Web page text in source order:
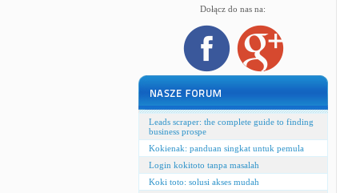
Dołącz do nas na:
Leads scraper: the complete guide to finding
business prospe
Kokienak: panduan singkat untuk pemula
Login kokitoto tanpa masalah
Koki toto: solusi akses mudah